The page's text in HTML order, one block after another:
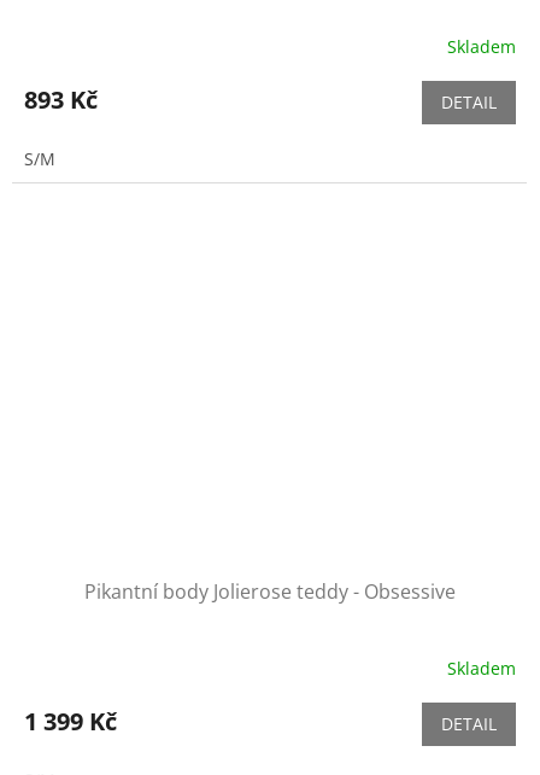
Skladem
893 Kč DETAIL
S/M
Pikantní body Jolierose teddy - Obsessive
Skladem
1 399 Kč DETAIL